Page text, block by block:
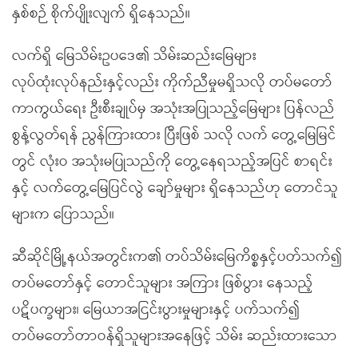
နှစ်စဉ် စိုက်ပျိုးလျက် ရှိနေသည်။
လက်ရှိ မြေသိမ်းဥပဒေ၏ သိမ်းဆည်းမြေများ
လုပ်ထုံးလုပ်နည်းနှင့်လည်း ကိုက်ညီမှုမရှိသလို တပ်မတော်
ကာကွယ်ရေး ဦးစီးချုပ်မှ အသုံးအပြုသည့်မြေများ ပြန်လည်
စွန့်လွတ်ရန် ညွန်ကြားထား ပြီးဖြစ် သလို လက် တွေ့မြေမြင်
တွင် လုံးဝ အသုံးမပြုသည်ကို တွေ့နေရသည့်အပြင် စာရင်း
နှင့် လက်တွေ့မြေပြင်လွဲ ချော်မှုများ ရှိနေသည်ဟု တောင်သူ
များက ပြောသည်။
ဆီဆိုင်မြို့နယ်အတွင်းက၏ တပ်သိမ်းမြေကိစ္စနှင့်ပတ်သက်၍
တပ်မတော်နှင့် တောင်သူများ အကြား ဖြစ်ပွား နေသည့်
ပဋိပက္ခများ၊ မြေယာအငြင်းပွားမှုများနှင့် ပက်သက်၍
တပ်မတော်တာဝန်ရှိသူများအနေဖြင့် သိမ်း ဆည်းထားသော